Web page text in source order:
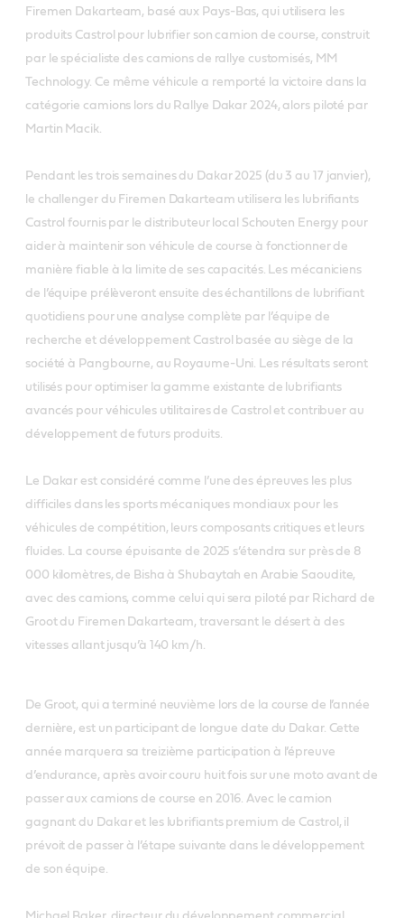
Firemen Dakarteam, basé aux Pays-Bas, qui utilisera les
produits Castrol pour lubrifier son camion de course, construit
par le spécialiste des camions de rallye customisés, MM
Technology. Ce même véhicule a remporté la victoire dans la
catégorie camions lors du Rallye Dakar 2024, alors piloté par
Martin Macik.
Pendant les trois semaines du Dakar 2025 (du 3 au 17 janvier),
le challenger du Firemen Dakarteam utilisera les lubrifiants
Castrol fournis par le distributeur local Schouten Energy pour
aider à maintenir son véhicule de course à fonctionner de
manière fiable à la limite de ses capacités. Les mécaniciens
de l’équipe prélèveront ensuite des échantillons de lubrifiant
quotidiens pour une analyse complète par l’équipe de
recherche et développement Castrol basée au siège de la
société à Pangbourne, au Royaume-Uni. Les résultats seront
utilisés pour optimiser la gamme existante de lubrifiants
avancés pour véhicules utilitaires de Castrol et contribuer au
développement de futurs produits.
Le Dakar est considéré comme l’une des épreuves les plus
difficiles dans les sports mécaniques mondiaux pour les
véhicules de compétition, leurs composants critiques et leurs
fluides. La course épuisante de 2025 s’étendra sur près de 8
000 kilomètres, de Bisha à Shubaytah en Arabie Saoudite,
avec des camions, comme celui qui sera piloté par Richard de
Groot du Firemen Dakarteam, traversant le désert à des
vitesses allant jusqu’à 140 km/h.
De Groot, qui a terminé neuvième lors de la course de l’année
dernière, est un participant de longue date du Dakar. Cette
année marquera sa treizième participation à l’épreuve
d’endurance, après avoir couru huit fois sur une moto avant de
passer aux camions de course en 2016. Avec le camion
gagnant du Dakar et les lubrifiants premium de Castrol, il
prévoit de passer à l’étape suivante dans le développement
de son équipe.